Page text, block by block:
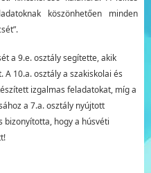
köszönhetően minden
a 9.e. osztály segítette, akik
10.a. osztály a szakiskolai és
izgalmas feladatokat, míg a
a 7.a. osztály nyújtott
bizonyította, hogy a húsvéti